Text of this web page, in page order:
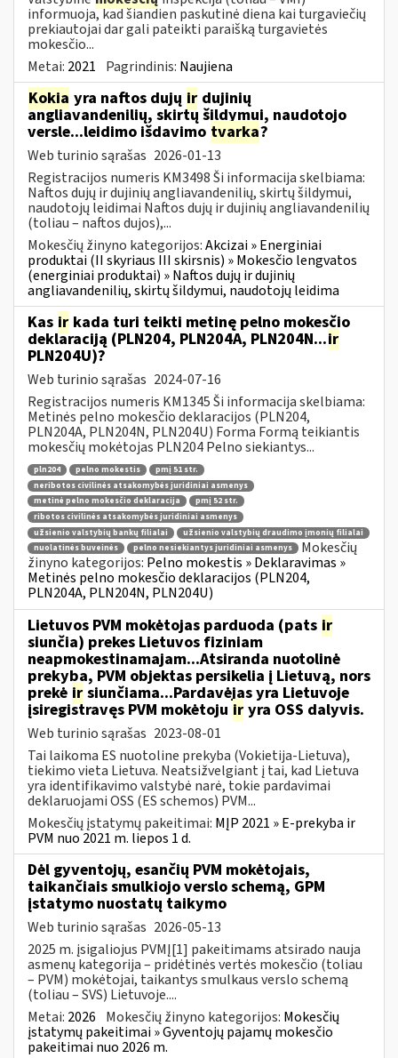
informuoja, kad šiandien paskutinė diena kai turgaviečių
prekiautojai dar gali pateikti paraišką turgavietės
mokesčio...
Metai: 2021 Pagrindinis: Naujiena
Kokia yra naftos dujų ir dujinių
angliavandenilių, skirtų šildymui, naudotojo
versle...leidimo išdavimo tvarka?
Web turinio sąrašas 2026-01-13
Registracijos numeris KM3498 Ši informacija skelbiama:
Naftos dujų ir dujinių angliavandenilių, skirtų šildymui,
naudotojų leidimai Naftos dujų ir dujinių angliavandenilių
(toliau – naftos dujos),...
Mokesčių žinyno kategorijos:Akcizai » Energiniai
produktai (II skyriaus III skirsnis) » Mokesčio lengvatos
(energiniai produktai) » Naftos dujų ir dujinių
angliavandenilių, skirtų šildymui, naudotojų leidima
Kas ir kada turi teikti metinę pelno mokesčio
deklaraciją (PLN204, PLN204A, PLN204N...ir
PLN204U)?
Web turinio sąrašas 2024-07-16
Registracijos numeris KM1345 Ši informacija skelbiama:
Metinės pelno mokesčio deklaracijos (PLN204,
PLN204A, PLN204N, PLN204U) Forma Formą teikiantis
mokesčių mokėtojas PLN204 Pelno siekiantys...
pln204 pelno mokestis
pmį 51 str.
neribotos civilinės atsakomybės juridiniai asmenys
metinė pelno mokesčio deklaracija
pmį 52 str.
ribotos civilinės atsakomybės juridiniai asmenys
užsienio valstybių bankų filialai
užsienio valstybių draudimo įmonių filialai
nuolatinės buveinės
pelno nesiekiantys juridiniai asmenys
Mokesčių
žinyno kategorijos: Pelno mokestis » Deklaravimas »
Metinės pelno mokesčio deklaracijos (PLN204,
PLN204A, PLN204N, PLN204U)
Lietuvos PVM mokėtojas parduoda (pats ir
siunčia) prekes Lietuvos fiziniam
neapmokestinamajam...Atsiranda nuotolinė
prekyba, PVM objektas persikelia į Lietuvą, nors
prekė ir siunčiama...Pardavėjas yra Lietuvoje
įsiregistravęs PVM mokėtoju ir yra OSS dalyvis.
Web turinio sąrašas 2023-08-01
Tai laikoma ES nuotoline prekyba (Vokietija-Lietuva),
tiekimo vieta Lietuva. Neatsižvelgiant į tai, kad Lietuva
yra identifikavimo valstybė narė, tokie pardavimai
deklaruojami OSS (ES schemos) PVM...
Mokesčių įstatymų pakeitimai: MĮP 2021 » E-prekyba ir
PVM nuo 2021 m. liepos 1 d.
Dėl gyventojų, esančių PVM mokėtojais,
taikančiais smulkiojo verslo schemą, GPM
įstatymo nuostatų taikymo
Web turinio sąrašas 2026-05-13
2025 m. įsigaliojus PVMĮ[1] pakeitimams atsirado nauja
asmenų kategorija – pridėtinės vertės mokesčio (toliau
– PVM) mokėtojai, taikantys smulkaus verslo schemą
(toliau – SVS) Lietuvoje....
Metai: 2026 Mokesčių žinyno kategorijos: Mokesčių
įstatymų pakeitimai » Gyventojų pajamų mokesčio
pakeitimai nuo 2026 m.